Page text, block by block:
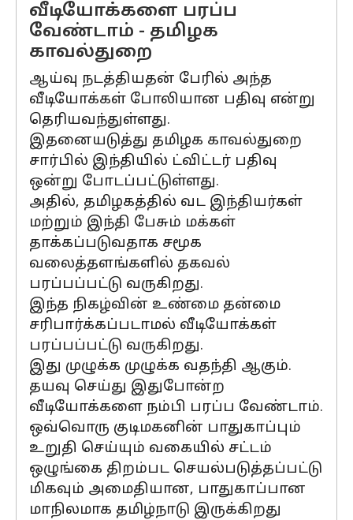
வீடியோக்களை பரப்ப
வேண்டாம் - தமிழக
காவல்துறை
ஆய்வு நடத்தியதன் பேரில் அந்த
வீடியோக்கள் போலியான பதிவு என்று
தெரியவந்துள்ளது.
இதனையடுத்து தமிழக காவல்துறை
சார்பில் இந்தியில் ட்விட்டர் பதிவு
ஒன்று போடப்பட்டுள்ளது.
அதில், தமிழகத்தில் வட இந்தியர்கள்
மற்றும் இந்தி பேசும் மக்கள்
தாக்கப்படுவதாக சமூக
வலைத்தளங்களில் தகவல்
பரப்பப்பட்டு வருகிறது.
இந்த நிகழ்வின் உண்மை தன்மை
சரிபார்க்கப்படாமல் வீடியோக்கள்
பரப்பப்பட்டு வருகிறது.
இது முழுக்க முழுக்க வதந்தி ஆகும்.
தயவு செய்து இதுபோன்ற
வீடியோக்களை நம்பி பரப்ப வேண்டாம்.
ஒவ்வொரு குடிமகனின் பாதுகாப்பும்
உறுதி செய்யும் வகையில் சட்டம்
ஒழுங்கை திறம்பட செயல்படுத்தப்பட்டு
மிகவும் அமைதியான, பாதுகாப்பான
மாநிலமாக தமிழ்நாடு இருக்கிறது